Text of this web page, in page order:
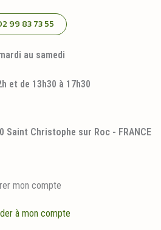
99 83 73 55
au samedi
et de 13h30 à 17h30
Saint Christophe sur Roc - FRANCE
mon compte
à mon compte